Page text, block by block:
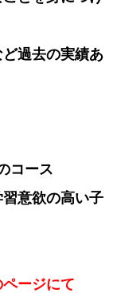
ど過去の実績あ
コース
習意欲の高い子
ージにて